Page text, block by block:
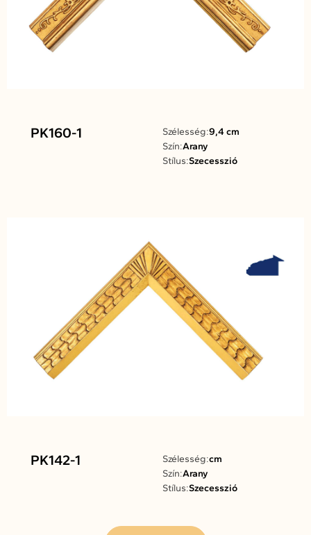
PK160-1 Szélesség:9,4 cm
Szín:Arany
Stílus:Szecesszió
PK142-1 Szélesség:cm
Szín:Arany
Stílus:Szecesszió